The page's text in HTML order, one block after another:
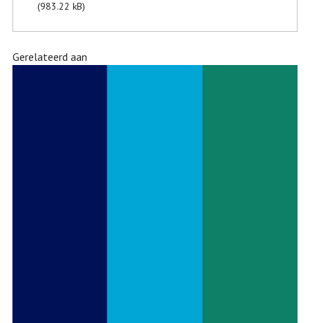
(983.22 kB)
Gerelateerd aan